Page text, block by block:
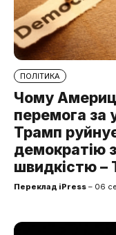
ПОЛІТИКА
Чому
перемога за
Трамп
демократію
швидкістю –
Переклад iPress – 06